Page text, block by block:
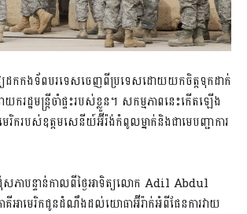
យដកកងទ័ពបរទេសចេញពីប្រទេសដោយយកចិត្តទុកដាក់
យករដ្ឋមន្ត្រីចាំផ្ទះរបស់ខ្លួន។ សកម្មភាពនេះកើតឡើង
មេរិករបស់ឧត្តមសេនីយ៍អ៊ីរ៉ង់កំពូលម្នាក់និងជាមេបញ្ជាការ
សភាបន្ទាន់កាលពីថ្ងៃអាទិត្យលោក Adil Abdul
អាមេរិកជូនដំណឹងដល់យោធាអ៊ីរ៉ាក់អំពីផែនការវាយ